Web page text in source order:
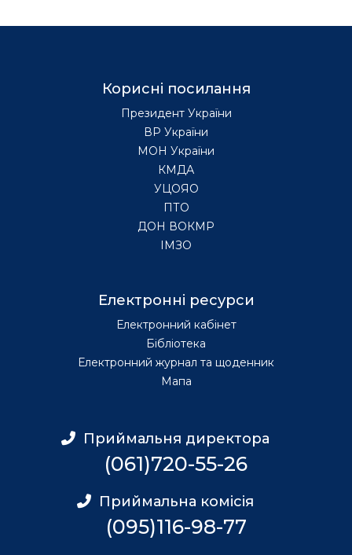
Корисні посилання
Президент України
ВР України
МОН України
КМДА
УЦОЯО
ПТО
ДОН ВОКМР
ІМЗО
Електронні ресурси
Електронний кабінет
Бібліотека
Електронний журнал та щоденник
Мапа
Приймальня директора
(061)720-55-26
Приймальна комісія
(095)116-98-77